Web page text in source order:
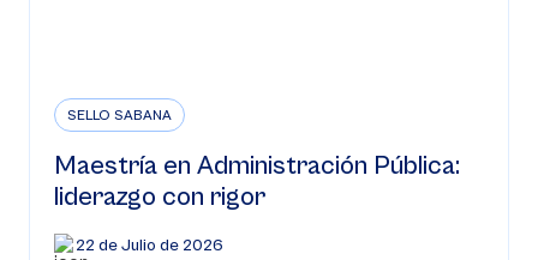
SELLO SABANA
Maestría en Administración Pública:
liderazgo con rigor
22 de Julio de 2026